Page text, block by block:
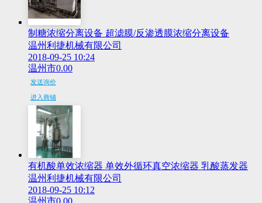
制糖浓缩分离设备 超滤膜/反渗透膜浓缩分离设备
温州利捷机械有限公司
2018-09-25 10:24
温州市0.00
发送询价
进入商铺
有机酸单效浓缩器 单效外循环真空浓缩器 乳酸蒸发器
温州利捷机械有限公司
2018-09-25 10:12
温州市0.00